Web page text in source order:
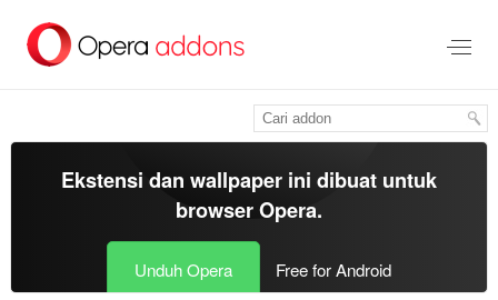
konten
Ekstensi dan wallpaper ini dibuat untuk
browser Opera.
Unduh Opera Free for Android